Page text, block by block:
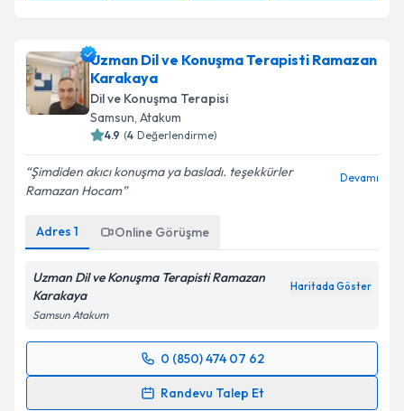
Uzman Dil ve Konuşma Terapisti Ramazan
Karakaya
Dil ve Konuşma Terapisi
Samsun, Atakum
4.9 (4 Değerlendirme)
Şimdiden akıcı konuşma ya basladı. teşekkürler
Ramazan Hocam
Devamı
Adres 1 Online Görüşme
Uzman Dil ve Konuşma Terapisti Ramazan
Karakaya
Haritada Göster
Samsun Atakum
0 (850) 474 07 62
Randevu Talep Et
Randevu Takvimi Talebi